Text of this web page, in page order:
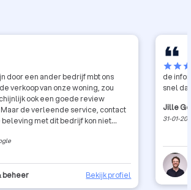
door een ander bedrijf mbt ons
verkoop van onze woning, zou
ook een goede review
de verleende service, contact
met dit bedrijf kon niet
Zou hun bij iedereen aanraden.
beheer Bekijk profiel
starstar
de
snel
Jille
31-01-